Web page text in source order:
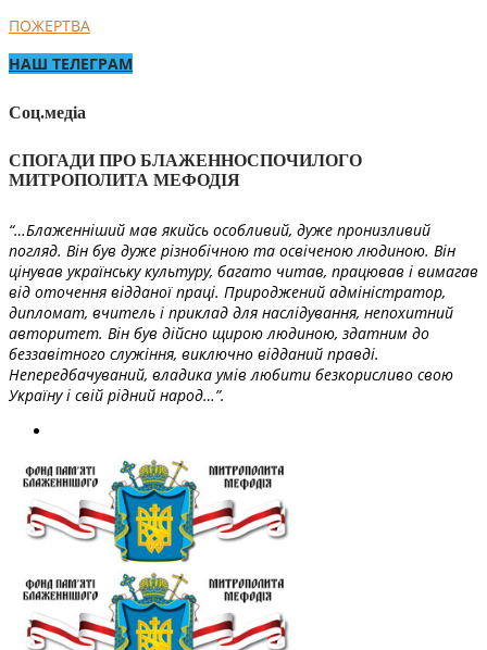
ПОЖЕРТВА
НАШ ТЕЛЕГРАМ
Соц.медіа
СПОГАДИ ПРО БЛАЖЕННОСПОЧИЛОГО
МИТРОПОЛИТА МЕФОДІЯ
“…Блаженніший мав якийсь особливий, дуже пронизливий
погляд. Він був дуже різнобічною та освіченою людиною. Він
цінував українську культуру, багато читав, працював і вимагав
від оточення відданої праці. Природжений адміністратор,
дипломат, вчитель і приклад для наслідування, непохитний
авторитет. Він був дійсно щирою людиною, здатним до
беззавітного служіння, виключно відданий правді.
Непередбачуваний, владика умів любити безкорисливо свою
Україну і свій рідний народ…”.